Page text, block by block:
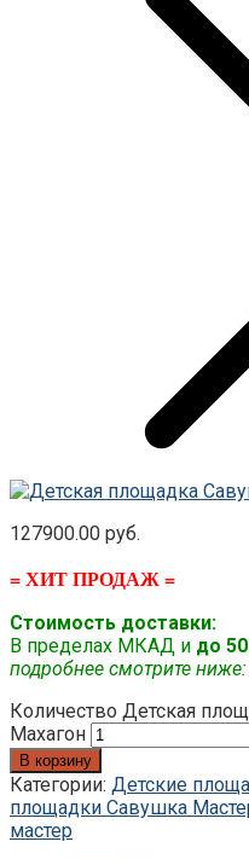
127900.00 руб.
= ХИТ ПРОДАЖ =
Стоимость доставки:
В пределах МКАД и до
подробнее смотрите ниже:
Количество Детская
Махагон
В корзину
Категории: Детские
площадки Савушка
мастер